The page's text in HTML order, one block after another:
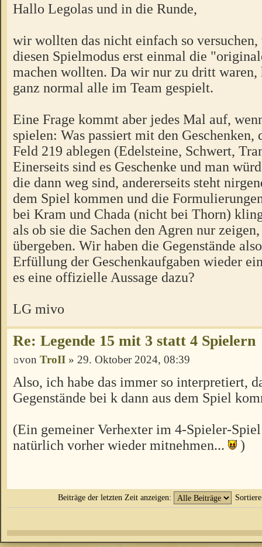
Hallo Legolas und in die Runde,
wir wollten das nicht einfach so
diesen Spielmodus erst einmal die
machen wollten. Da wir nur zu dritt waren,
ganz normal alle im Team gespielt.
Eine Frage kommt aber jedes Mal auf,
spielen: Was passiert mit den
Feld 219 ablegen (Edelsteine, Schwert,
Einerseits sind es Geschenke und man
die dann weg sind, andererseits steht
dem Spiel kommen und die
bei Kram und Chada (nicht bei Thorn)
als ob sie die Sachen den Agren nur
übergeben. Wir haben die Gegenstände
Erfüllung der Geschenkaufgaben wieder
es eine offizielle Aussage dazu?
LG mivo
Re: Legende 15 mit 3 statt 4 Spielern
von TroII » 29. Oktober 2024, 08:39
Also, ich habe das immer so interpretiert,
Gegenstände bei k dann aus dem Spiel
(Ein gemeiner Verhexter im 4-Spieler-
natürlich vorher wieder mitnehmen...
)
Beiträge der letzten Zeit anzeigen: